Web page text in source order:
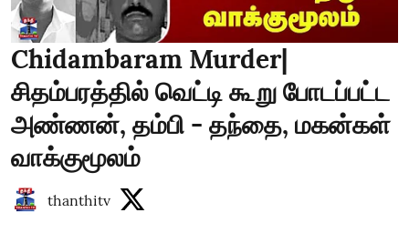
Chidambaram Murder|
சிதம்பரத்தில் வெட்டி கூறு போடப்பட்ட
அண்ணன், தம்பி - தந்தை, மகன்கள்
வாக்குமூலம்
thanthitv